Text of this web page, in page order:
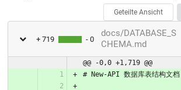
Geteilte Ansicht
+ 719 - 0
docs/DATABASE_S
CHEMA.md
@@ -0,0 +1,719 @@
# New-API 数据库表结构文档